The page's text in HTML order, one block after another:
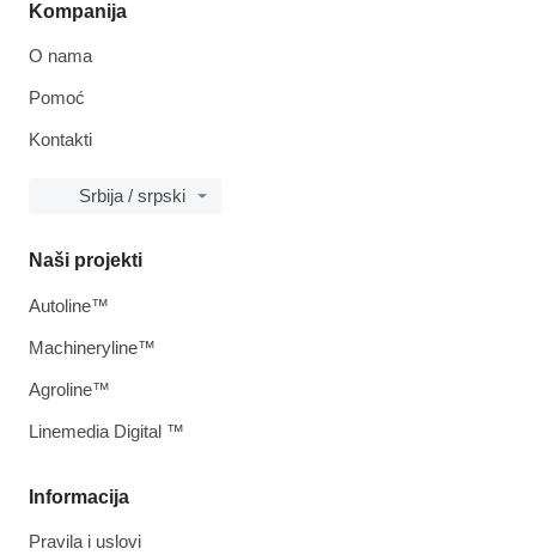
Kompanija
O nama
Pomoć
Kontakti
Srbija / srpski
Informacija
Pravila i uslovi
Naši projekti
Autoline™
Machineryline™
Agroline™
Linemedia Digital ™